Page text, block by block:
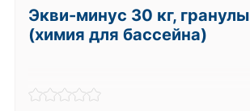
Экви-минус 30 кг, гранулы
(химия для бассейна)